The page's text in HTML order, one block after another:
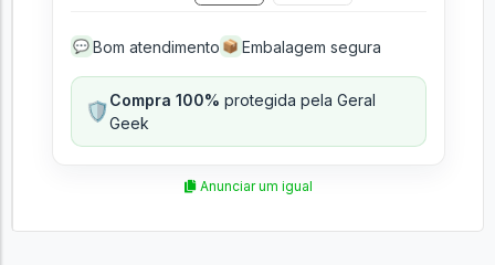
💬 Bom atendimento 📦 Embalagem segura
🛡️Compra 100% protegida pela Geral
Geek
Anunciar um igual